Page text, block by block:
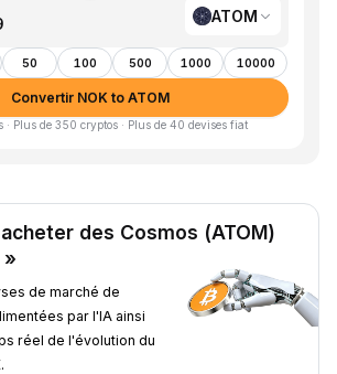
ATOM
50 100 500 1000 10000
Convertir NOK to ATOM
Plus de 350 cryptos · Plus de 40 devises fiat
des Cosmos (ATOM)
»
de marché de
par l'IA ainsi
réel de l'évolution du